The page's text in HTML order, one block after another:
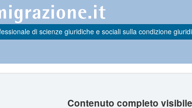
di scienze giuridiche e sociali sulla condizione
Contenuto completo